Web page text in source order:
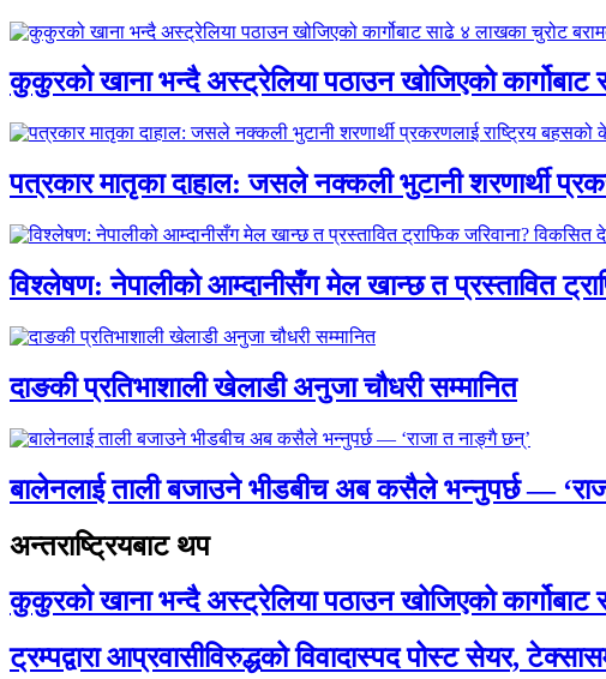
कुकुरको खाना भन्दै अस्ट्रेलिया पठाउन खोजिएको
पत्रकार मातृका दाहाल: जसले नक्कली भुटानी शरणार्थी
विश्लेषण: नेपालीको आम्दानीसँग मेल खान्छ त प्रस्तावित
दाङकी प्रतिभाशाली खेलाडी अनुजा चौधरी सम्मानित
बालेनलाई ताली बजाउने भीडबीच अब कसैले भन्नुपर्छ —
अन्तराष्ट्रियबाट थप
कुकुरको खाना भन्दै अस्ट्रेलिया पठाउन खोजिएको
ट्रम्पद्वारा आप्रवासीविरुद्धको विवादास्पद पोस्ट सेयर,